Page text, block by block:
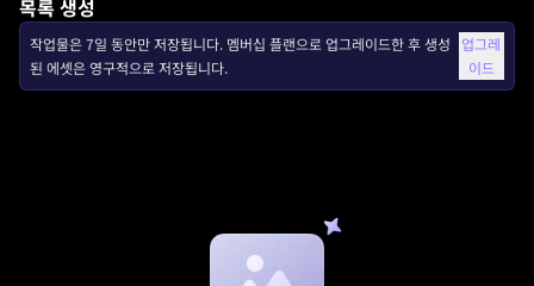
목록 생성
작업물은 7일 동안만 저장됩니다. 멤버십 플랜으로 업그레이드한 후 생성
된 에셋은 영구적으로 저장됩니다.
업그레
이드